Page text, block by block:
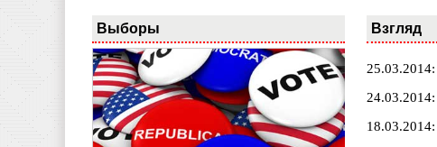
Выборы Взгляд
25.03.2014:
24.03.2014:
18.03.2014: